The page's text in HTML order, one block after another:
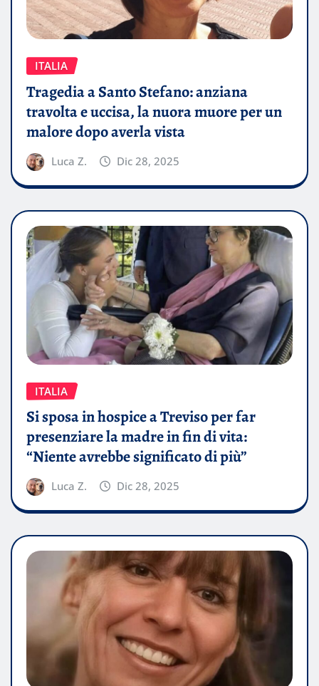
ITALIA
Tragedia a Santo Stefano: anziana
travolta e uccisa, la nuora muore per un
malore dopo averla vista
Luca Z. Dic 28, 2025
ITALIA
Si sposa in hospice a Treviso per far
presenziare la madre in fin di vita:
“Niente avrebbe significato di più”
Luca Z. Dic 28, 2025